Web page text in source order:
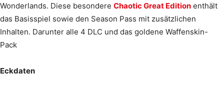
Wonderlands. Diese besondere Chaotic Great Edition enthält
das Basisspiel sowie den Season Pass mit zusätzlichen
Inhalten. Darunter alle 4 DLC und das goldene Waffenskin-
Pack
Eckdaten